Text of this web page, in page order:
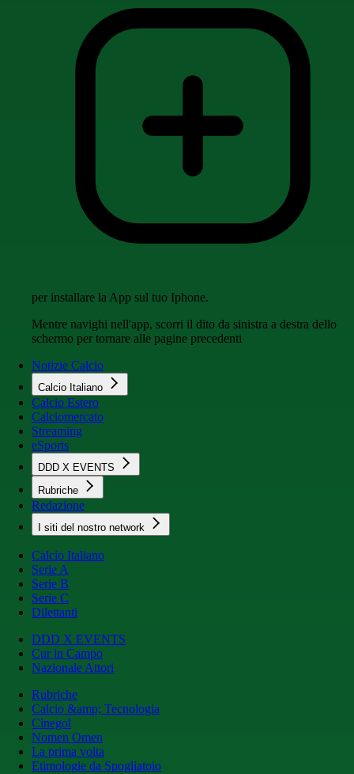
per installare la App sul tuo Iphone.
Mentre navighi nell'app, scorri il dito da sinistra a destra dello
schermo per tornare alle pagine precedenti
Notizie Calcio
Calcio Italiano
Calcio Estero
Calciomercato
Streaming
eSports
DDD X EVENTS
Rubriche
Redazione
I siti del nostro network
Calcio Italiano
Serie A
Serie B
Serie C
Dilettanti
DDD X EVENTS
Cur in Campo
Nazionale Attori
Rubriche
Calcio &amp; Tecnologia
Cinegol
Nomen Omen
La prima volta
Etimologie da Spogliatoio